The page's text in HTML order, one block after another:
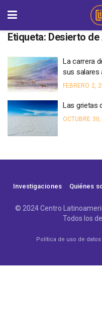
Etiqueta: Desierto
La carrera
sus salares
FEBRERO 2,
Las grietas
OCTUBRE
Investigaciones Quiénes
© 2024 Centro
Todos los
Política de uso de datos